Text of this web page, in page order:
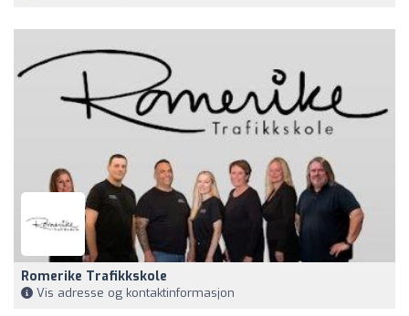
Romerike Trafikkskole
Vis adresse og kontaktinformasjon